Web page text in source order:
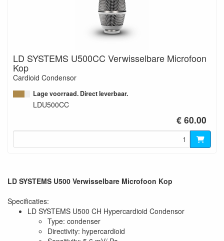
LD SYSTEMS U500CC Verwisselbare Microfoon
Kop
Cardioid Condensor
Lage voorraad. Direct leverbaar.
LDU500CC
€ 60.00
LD SYSTEMS U500 Verwisselbare Microfoon Kop
Specificaties:
LD SYSTEMS U500 CH Hypercardioid Condensor
Type: condenser
Directivity: hypercardioid